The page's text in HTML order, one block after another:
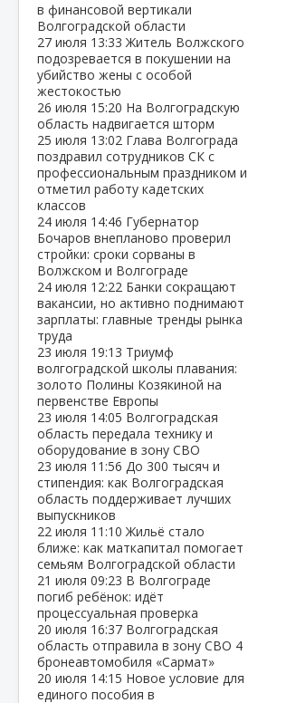
в финансовой вертикали
Волгоградской области
27 июля 13:33Житель Волжского
подозревается в покушении на
убийство жены с особой
жестокостью
26 июля 15:20 На Волгоградскую
область надвигается шторм
25 июля 13:02 Глава Волгограда
поздравил сотрудников СК с
профессиональным праздником и
отметил работу кадетских
классов
24 июля 14:46 Губернатор
Бочаров внепланово проверил
стройки: сроки сорваны в
Волжском и Волгограде
24 июля 12:22 Банки сокращают
вакансии, но активно поднимают
зарплаты: главные тренды рынка
труда
23 июля 19:13 Триумф
волгоградской школы плавания:
золото Полины Козякиной на
первенстве Европы
23 июля 14:05 Волгоградская
область передала технику и
оборудование в зону СВО
23 июля 11:56 До 300 тысяч и
стипендия: как Волгоградская
область поддерживает лучших
выпускников
22 июля 11:10Жильё стало
ближе: как маткапитал помогает
семьям Волгоградской области
21 июля 09:23 В Волгограде
погиб ребёнок: идёт
процессуальная проверка
20 июля 16:37 Волгоградская
область отправила в зону СВО 4
бронеавтомобиля «Сармат»
20 июля 14:15 Новое условие для
единого пособия в